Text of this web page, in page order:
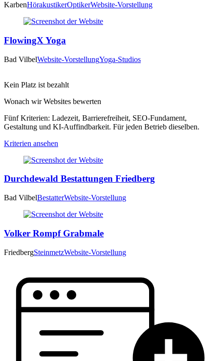
KarbenHörakustikerOptikerWebsite-Vorstellung
FlowingX Yoga
Bad VilbelWebsite-VorstellungYoga-Studios
Kein Platz ist bezahlt
Wonach wir Websites bewerten
Fünf Kriterien: Ladezeit, Barrierefreiheit, SEO-Fundament,
Gestaltung und KI-Auffindbarkeit. Für jeden Betrieb dieselben.
Kriterien ansehen
Durchdewald Bestattungen Friedberg
Bad VilbelBestatterWebsite-Vorstellung
Volker Rompf Grabmale
FriedbergSteinmetzWebsite-Vorstellung